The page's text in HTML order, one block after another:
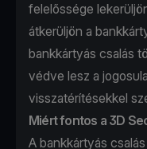
felelőssége
átkerüljön a
bankkártyás csalás
védve lesz a
visszatérítésekkel
Miért fontos a 3D
A bankkártyás